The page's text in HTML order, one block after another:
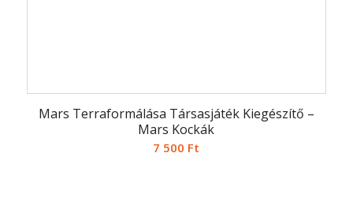
Mars Terraformálása Társasjáték Kiegészítő –
Mars Kockák
7 500 Ft